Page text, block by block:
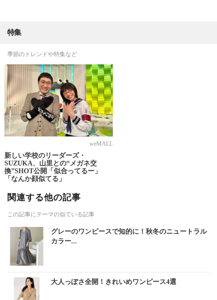
特集
季節のトレンドや特集など
weMALL
新しい学校のリーダーズ・
SUZUKA、山里との“メガネ交
換”SHOT公開「似合ってるー」
「なんか顔似てる」
関連する他の記事
この記事にテーマの似ている記事
グレーのワンピースで知的に！秋冬のニュートラル
カラー...
大人っぽさ全開！きれいめワンピース4選